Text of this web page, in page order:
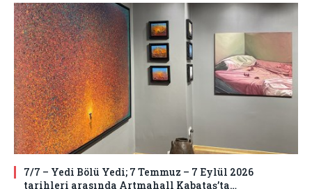
7/7 – Yedi Bölü Yedi; 7 Temmuz – 7 Eylül 2026
tarihleri arasında Artmahall Kabataş’ta…